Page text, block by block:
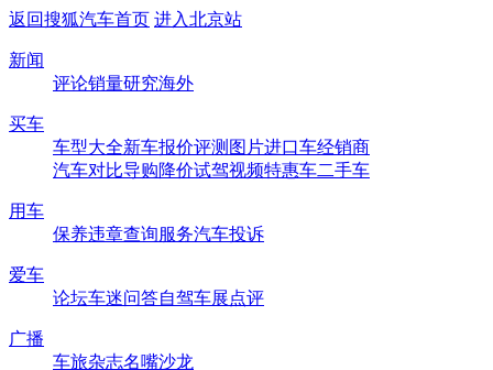
返回搜狐汽车首页 进入北京站
新闻
评论销量研究海外
买车
车型大全新车报价评测 图片进口车经销商
汽车对比导购降价试驾视频特惠车二手车
用车
保养违章查询服务汽车投诉
爱车
论坛车迷问答自驾车展点评
广播
车旅杂志名嘴沙龙